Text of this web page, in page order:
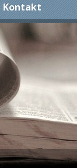
Kontakt